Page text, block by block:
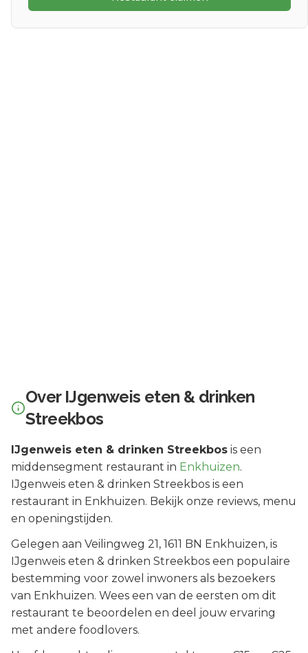
Over IJgenweis eten & drinken
Streekbos
IJgenweis eten & drinken Streekbos is een
middensegment restaurant in Enkhuizen.
IJgenweis eten & drinken Streekbos is een
restaurant in Enkhuizen. Bekijk onze reviews, menu
en openingstijden.
Gelegen aan Veilingweg 21, 1611 BN Enkhuizen, is
IJgenweis eten & drinken Streekbos een populaire
bestemming voor zowel inwoners als bezoekers
van Enkhuizen. Wees een van de eersten om dit
restaurant te beoordelen en deel jouw ervaring
met andere foodlovers.